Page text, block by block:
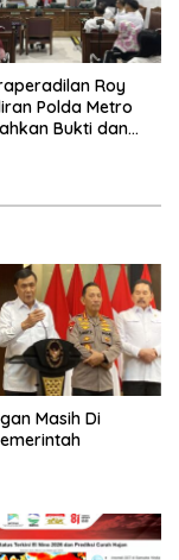
Roy
Polda Metro
Bukti dan
Masih Di